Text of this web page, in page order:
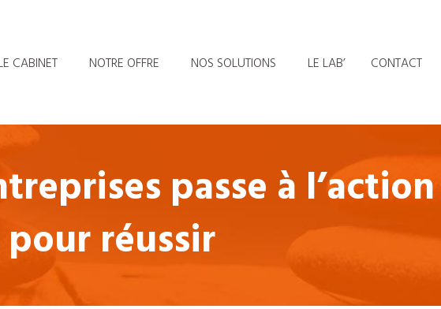
CABINET NOTRE OFFRE NOS SOLUTIONS LE LAB’ CONTACT
passe à l’action
réussir